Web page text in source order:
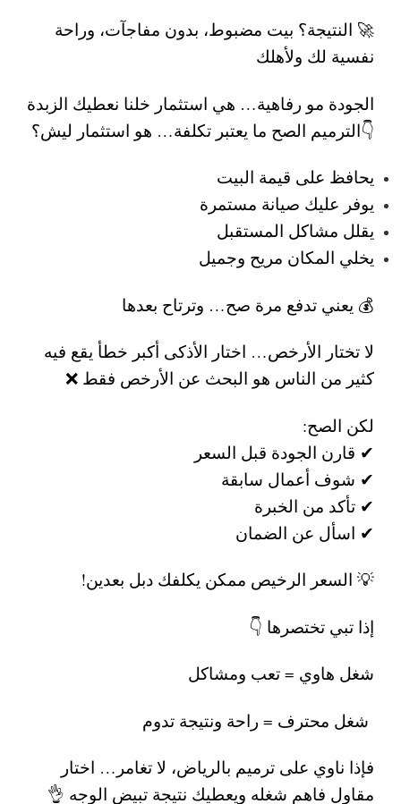
🚀 النتيجة؟ بيت مضبوط، بدون مفاجآت، وراحة
نفسية لك ولأهلك
الجودة مو رفاهية… هي استثمار خلنا نعطيك الزبدة
👇الترميم الصح ما يعتبر تكلفة… هو استثمار ليش؟
يحافظ على قيمة البيت
يوفر عليك صيانة مستمرة
يقلل مشاكل المستقبل
يخلي المكان مريح وجميل
💰 يعني تدفع مرة صح… وترتاح بعدها
لا تختار الأرخص… اختار الأذكى أكبر خطأ يقع فيه
كثير من الناس هو البحث عن الأرخص فقط ❌
لكن الصح:
✔ قارن الجودة قبل السعر
✔ شوف أعمال سابقة
✔ تأكد من الخبرة
✔ اسأل عن الضمان
💡 السعر الرخيص ممكن يكلفك دبل بعدين!
إذا تبي تختصرها 👇
شغل هاوي = تعب ومشاكل
شغل محترف = راحة ونتيجة تدوم
فإذا ناوي على ترميم بالرياض، لا تغامر… اختار
مقاول فاهم شغله ويعطيك نتيجة تبيض الوجه 👌